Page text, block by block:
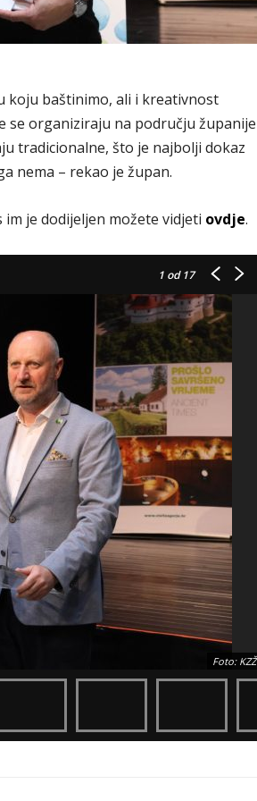
koju baštinimo, ali i kreativnost
se organiziraju na području županije
tradicionalne, što je najbolji dokaz
nema – rekao je župan.
je dodijeljen možete vidjeti ovdje.
1 od 17
Foto: KZŽ